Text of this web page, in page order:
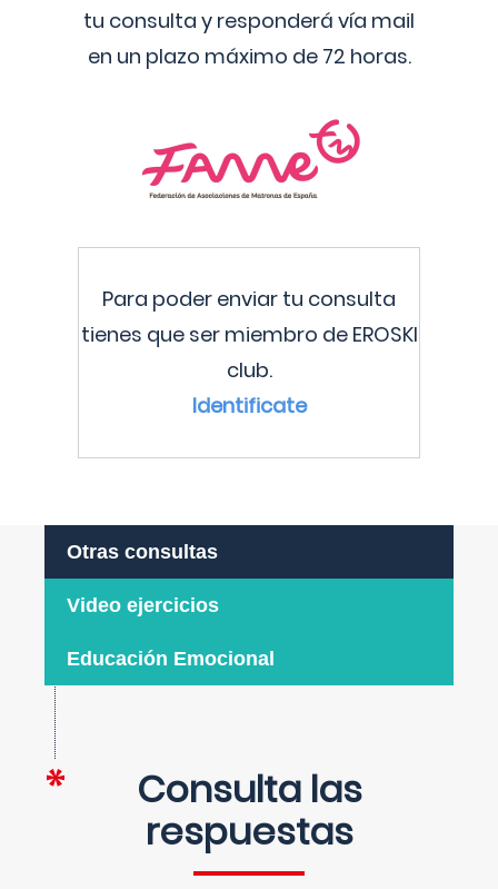
tu consulta y responderá vía mail
en un plazo máximo de 72 horas.
Para poder enviar tu consulta
tienes que ser miembro de EROSKI
club.
Identificate
Otras consultas
Video ejercicios
Educación Emocional
Consulta las
respuestas